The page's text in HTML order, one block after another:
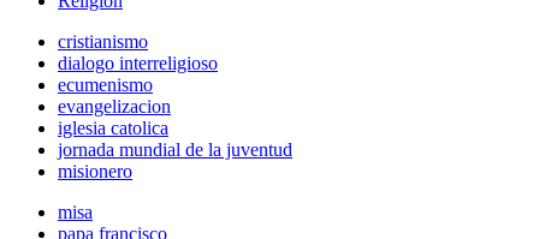
cristianismo
dialogo interreligioso
ecumenismo
evangelizacion
iglesia catolica
jornada mundial de la juventud
misionero
misa
papa francisco